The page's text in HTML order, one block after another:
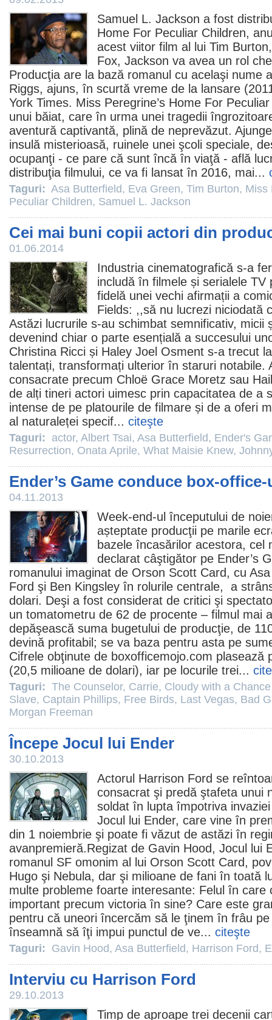
Samuel L. Jackson a fost
Home For Peculiar Children,
acest viitor film al lui Tim Burton
Fox, Jackson va avea un rol
Producţia are la bază romanul cu acelaşi nume
Riggs, ajuns, în scurtă vreme de la lansare (
York Times. Miss Peregrine’s Home For
unui băiat, care în urma unei tragedii
aventură captivantă, plină de neprevăzut.
insulă misterioasă, ruinele unei şcoli speciale,
ocupanţi - ce pare că sunt încă în viaţă - află
distribuţia filmului, ce va fi lansat în 2016, mai...
Taguri: Asa Butterfield, Eva Green, Tim Burton, Miss
Peculiar Children, Samuel L. Jackson
Cei mai buni copii actori din
01.06.2014
Industria cinematografică s-a
includă în filmele și serialele TV
fidelă unei vechi afirmații a
Fields: ,,să nu lucrezi niciodată
Astăzi lucrurile s-au schimbat semnificativ, micii
devenind chiar o parte esențială a succesului
Christina Ricci și Haley Joel Osment s-a trecut
talentați, transformați ulterior în staruri notabile.
consacrate precum Chloë Grace Moretz sau
de alți tineri actori uimesc prin capacitatea de a
intense de pe platourile de filmare și de a oferi
al naturaleței specif... citeşte
Taguri: actor, Albert Tsai, Asa Butterfield, Ender's
Resurrection, Onata Aprile, What Maisie Knew,
Ender’s Game conduce box-
04.11.2013
Week-end-ul începutului de
așteptate producţii pe marile
bazele încasărilor acestora, cel
declarat câştigător pe Ender’s
romanului imaginat de Orson Scott Card, cu
Ford şi Ben Kingsley în rolurile centrale, a
dolari. Deşi a fost considerat de critici şi
un tomatometru de 62 de procente – filmul mai
depăşească suma bugetului de producţie, de
devină profitabil; se va baza pentru asta pe
Cifrele obţinute de boxofficemojo.com plasează
(20,5 milioane de dolari), iar pe locurile trei...
Taguri: The Counselor, Carrie, Cloudy with a
Slave, Captain Phillips, Free Birds, Last Vegas, Bad
Morgan Freeman
Începe Jocul lui Ender
30.10.2013
Actorul Harrison Ford se
consacrat şi predă ştafeta unui
soldat în lupta împotriva
Jocul lui Ender, care vine în
din 1 noiembrie şi poate fi văzut de astăzi în
avanpremieră.Regizat de Gavin Hood, Jocul lui
romanul SF omonim al lui Orson Scott Card,
Hugo şi Nebula, dar şi milioane de fani în toată
multe probleme foarte interesante: Felul în care
important precum victoria în sine? Care este
pentru că uneori încercăm să le ţinem în frâu
înseamnă să îţi impui punctul de ve... citeşte
Taguri: Gavin Hood, Asa Butterfield, Harrison Ford,
Interviu cu Harrison Ford
29.10.2013
Timp de aproape trei decenii